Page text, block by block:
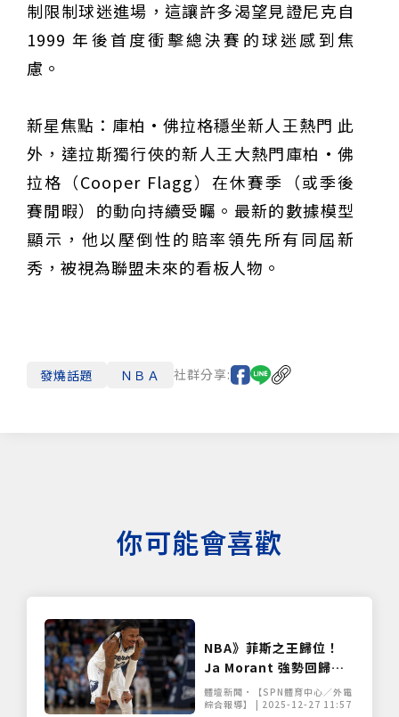
制限制球迷進場，這讓許多渴望見證尼克自
1999 年後首度衝擊總決賽的球迷感到焦
慮。
新星焦點：庫柏·佛拉格穩坐新人王熱門 此
外，達拉斯獨行俠的新人王大熱門庫柏·佛
拉格（Cooper Flagg）在休賽季（或季後
賽閒暇）的動向持續受矚。最新的數據模型
顯示，他以壓倒性的賠率領先所有同屆新
秀，被視為聯盟未來的看板人物。
發燒話題 ＮＢＡ 社群分享:
你可能會喜歡
NBA》菲斯之王歸位！
Ja Morant 強勢回歸賽
場 NBA 震撼宣告：他
回來了
體壇新聞•【SPN體育中心／外電
綜合報導】 | 2025-12-27 11:57